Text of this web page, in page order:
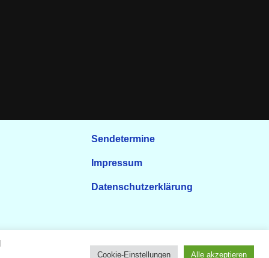
Sendetermine
Impressum
Datenschutzerklärung
Cookie-Einstellungen Alle akzeptieren